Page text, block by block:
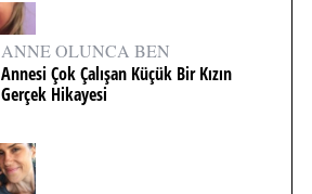
ANNE OLUNCA BEN
Annesi Çok Çalışan Küçük Bir Kızın
Gerçek Hikayesi